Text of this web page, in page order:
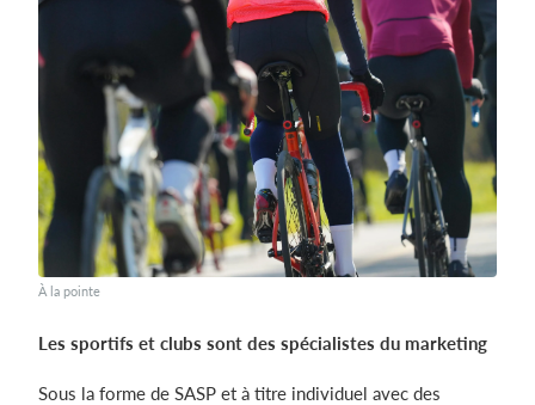
À la pointe
Les sportifs et clubs sont des spécialistes du marketing
Sous la forme de SASP et à titre individuel avec des